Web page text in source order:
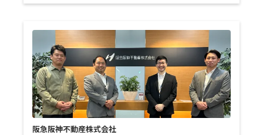
阪急阪神不動産株式会社